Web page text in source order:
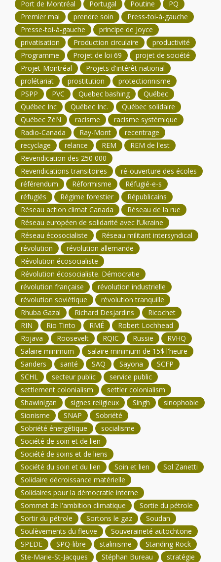
Port de Montréal Portugal Poutine
PQ
Premier mai
prendre soin
Press-toi-à-gauche
Presse-toi-à-gauche
principe de Joyce
privatisation
Production circulaire
productivité
Programme
Projet de loi 69
projet de société
Projet-Montréal
Projets d'intérêt national
prolétariat
prostitution
protectionnisme
PSPP
PVC Quebec bashing
Québec
Québec Inc
Québec Inc.
Québec solidaire
Québec ZéN
racisme
racisme systémique
Radio-Canada
Ray-Mont
recentrage
recyclage
relance REM
REM de l'est
Revendication des 250 000
Revendications transitoires
ré-ouverture des écoles
référendum
Réformisme
Réfugié-e-s
réfugiés
Régime forestier
Républicains
Réseau action climat Canada
Réseau de la rue
Réseau européen de solidarité avec l’Ukraine
Réseau écosocialiste
Réseau militant intersyndical
révolution
révolution allemande
Révolution écosocialiste
Révolution écosocialiste. Démocratie
révolution française
révolution industrielle
révolution soviétique
révolution tranquille
Rhuba Gazal
Richard Desjardins
Ricochet
RIN
Rio Tinto RMÉ
Robert Lochhead
Rojava
Roosevelt RQIC Russie
RVHQ
Salaire minimum
salaire minimum de 15$ l'heure
Sanders
santé SAQ Sayona
SCFP
SCHL
secteur public
service public
settlement colonialism
settler colonialism
Shawinigan
signes religieux Singh
sinophobie
Sionisme
SNAP
Sobriété
Sobriété énergétique
socialisme
Société de soin et de lien
Société de soins et de liens
Société du soin et du lien
Soin et lien
Sol Zanetti
Solidaire décroissance matérielle
Solidaires pour la démocratie interne
Sommet de l'ambition climatique
Sortie du pétrole
Sortir du pétrole
Sortons le gaz
Soudan
Soulèvements du fleuve
Souveraineté autochtone
SPEDE
SPQ-libre stalinisme
Standing Rock
Ste-Marie-St-Jacques
Stéphan Bureau
stratégie